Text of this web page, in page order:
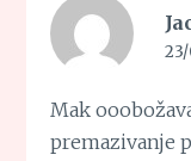
23/
Mak
premazivanje